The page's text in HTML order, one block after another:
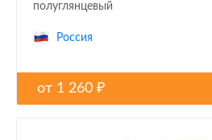
полуглянцевый
Россия
от 1 260 ₽